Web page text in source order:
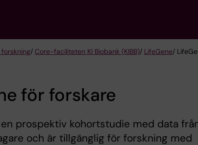
/ Core-faciliteten KI Biobank (KIBB)/ LifeGene/
för forskare
prospektiv kohortstudie med data
och är tillgänglig för forskning med